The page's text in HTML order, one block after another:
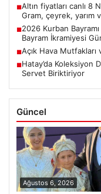
■Altın fiyatları canlı 8
Gram, çeyrek, yarım
■2026 Kurban
Bayram İkramiyesi
■Açık Hava Mutfakları
■Hatay’da Koleksiyon
Servet Biriktiriyor
Güncel
Ağustos 6, 2026